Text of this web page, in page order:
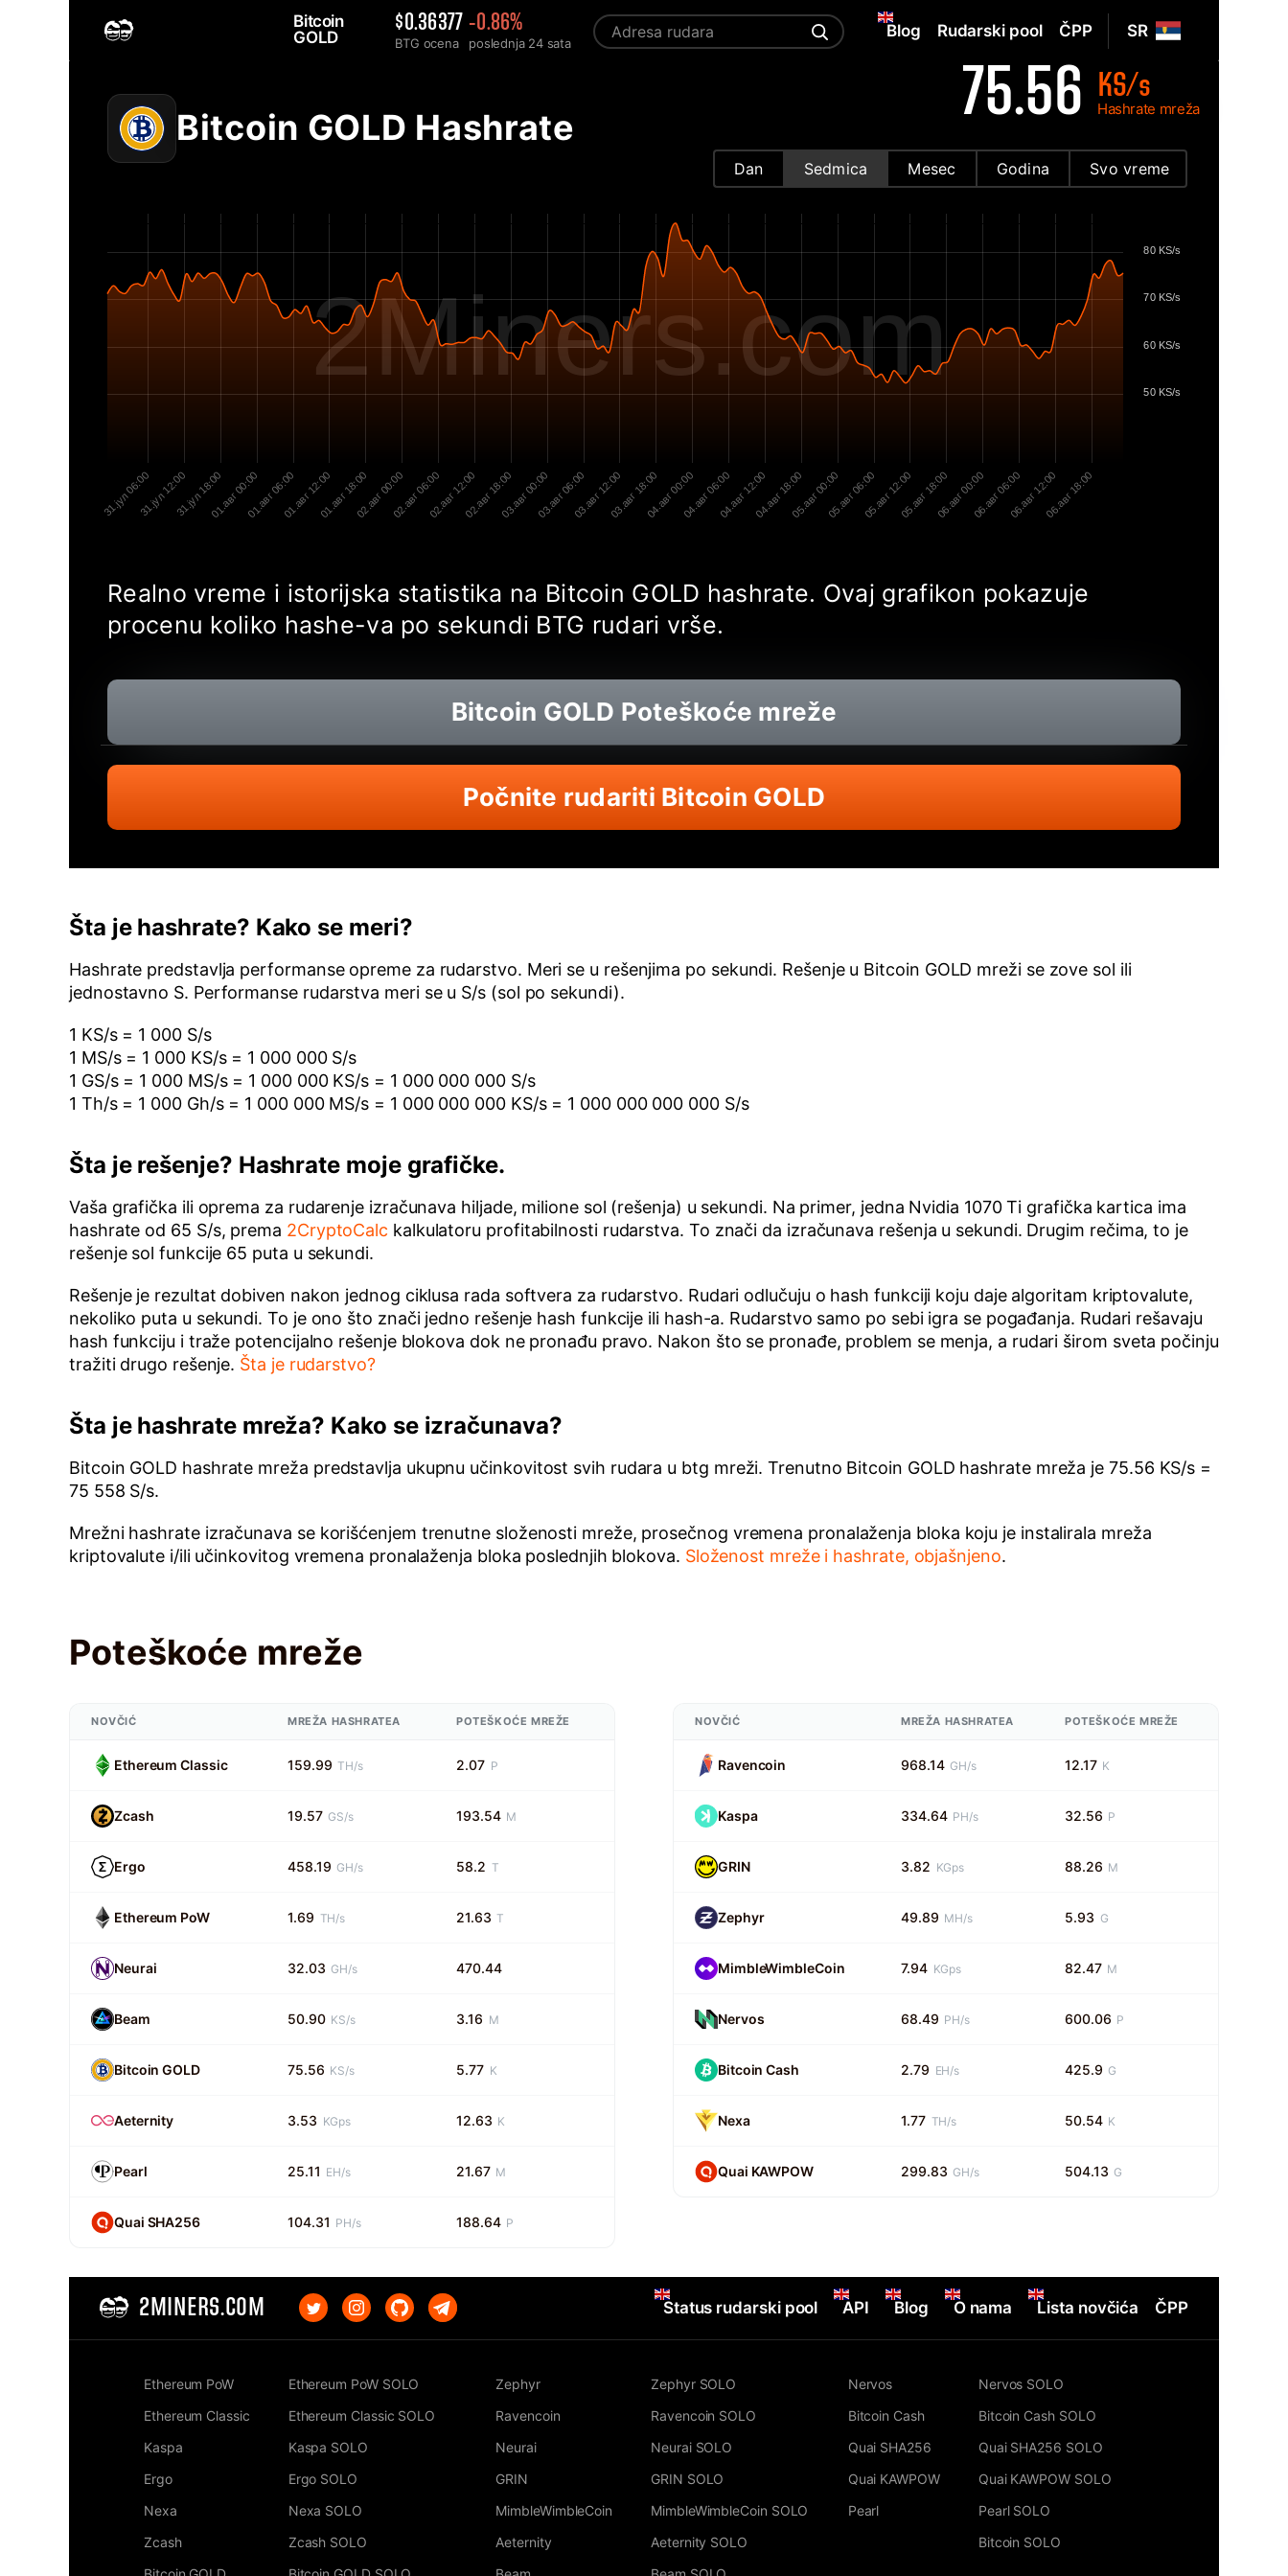
Bitcoin
GOLD
$0.36377
BTG ocena
-0.86%
poslednja 24 sata
SR
Blog Rudarski pool ČPP
Bitcoin GOLD Hashrate 75.56 KS/s
Hashrate mreža
Dan Sedmica Mesec Godina Svo vreme
2Miners.com
31.јул 06:0031.јул 12:0031.јул 18:0001.авг 00:0001.авг 06:0001.авг 12:0001.авг 18:0002.авг 00:0002.авг 06:0002.авг 12:0002.авг 18:0003.авг 00:0003.авг 06:0003.авг 12:0003.авг 18:0004.авг 00:0004.авг 06:0004.авг 12:0004.авг 18:0005.авг 00:0005.авг 06:0005.авг 12:0005.авг 18:0006.авг 00:0006.авг 06:0006.авг 12:0006.авг 18:00
50 KS/s
60 KS/s
70 KS/s
80 KS/s
Realno vreme i istorijska statistika na Bitcoin GOLD hashrate. Ovaj grafikon pokazuje
procenu koliko hashe-va po sekundi BTG rudari vrše.
Bitcoin GOLD Poteškoće mreže
Počnite rudariti Bitcoin GOLD
Šta je hashrate? Kako se meri?
Hashrate predstavlja performanse opreme za rudarstvo. Meri se u rešenjima po sekundi. Rešenje u Bitcoin GOLD mreži se zove sol ili
jednostavno S. Performanse rudarstva meri se u S/s (sol po sekundi).
1 KS/s = 1 000 S/s
1 MS/s = 1 000 KS/s = 1 000 000 S/s
1 GS/s = 1 000 MS/s = 1 000 000 KS/s = 1 000 000 000 S/s
1 Th/s = 1 000 Gh/s = 1 000 000 MS/s = 1 000 000 000 KS/s = 1 000 000 000 000 S/s
Šta je rešenje? Hashrate moje grafičke.
Vaša grafička ili oprema za rudarenje izračunava hiljade, milione sol (rešenja) u sekundi. Na primer, jedna Nvidia 1070 Ti grafička kartica ima
hashrate od 65 S/s, prema 2CryptoCalc kalkulatoru profitabilnosti rudarstva. To znači da izračunava rešenja u sekundi. Drugim rečima, to je
rešenje sol funkcije 65 puta u sekundi.
Rešenje je rezultat dobiven nakon jednog ciklusa rada softvera za rudarstvo. Rudari odlučuju o hash funkciji koju daje algoritam kriptovalute,
nekoliko puta u sekundi. To je ono što znači jedno rešenje hash funkcije ili hash-a. Rudarstvo samo po sebi igra se pogađanja. Rudari rešavaju
hash funkciju i traže potencijalno rešenje blokova dok ne pronađu pravo. Nakon što se pronađe, problem se menja, a rudari širom sveta počinju
tražiti drugo rešenje. Šta je rudarstvo?
Šta je hashrate mreža? Kako se izračunava?
Bitcoin GOLD hashrate mreža predstavlja ukupnu učinkovitost svih rudara u btg mreži. Trenutno Bitcoin GOLD hashrate mreža je 75.56 KS/s =
75 558 S/s.
Mrežni hashrate izračunava se korišćenjem trenutne složenosti mreže, prosečnog vremena pronalaženja bloka koju je instalirala mreža
kriptovalute i/ili učinkovitog vremena pronalaženja bloka poslednjih blokova. Složenost mreže i hashrate, objašnjeno.
Poteškoće mreže
NOVČIĆ MREŽA HASHRATEA POTEŠKOĆE MREŽE
Ethereum Classic 159.99 TH/s 2.07 P
Zcash 19.57 GS/s 193.54 M
Ergo 458.19 GH/s 58.2 T
Ethereum PoW 1.69 TH/s 21.63 T
Neurai 32.03 GH/s 470.44
Beam 50.90 KS/s 3.16 M
Bitcoin GOLD 75.56 KS/s 5.77 K
Aeternity 3.53 KGps 12.63 K
Pearl 25.11 EH/s 21.67 M
Quai SHA256 104.31 PH/s 188.64 P
NOVČIĆ MREŽA HASHRATEA POTEŠKOĆE MREŽE
Ravencoin 968.14 GH/s 12.17 K
Kaspa 334.64 PH/s 32.56 P
GRIN 3.82 KGps 88.26 M
Zephyr 49.89 MH/s 5.93 G
MimbleWimbleCoin 7.94 KGps 82.47 M
Nervos 68.49 PH/s 600.06 P
Bitcoin Cash 2.79 EH/s 425.9 G
Nexa 1.77 TH/s 50.54 K
Quai KAWPOW 299.83 GH/s 504.13 G
2MINERS.COM Status rudarski pool API Blog O nama Lista novčića ČPP
Ethereum PoW
Ethereum Classic
Kaspa
Ergo
Nexa
Zcash
Ethereum PoW SOLO
Ethereum Classic SOLO
Kaspa SOLO
Ergo SOLO
Nexa SOLO
Zcash SOLO
Zephyr
Ravencoin
Neurai
GRIN
MimbleWimbleCoin
Aeternity
Zephyr SOLO
Ravencoin SOLO
Neurai SOLO
GRIN SOLO
MimbleWimbleCoin SOLO
Aeternity SOLO
Nervos
Bitcoin Cash
Quai SHA256
Quai KAWPOW
Pearl
Nervos SOLO
Bitcoin Cash SOLO
Quai SHA256 SOLO
Quai KAWPOW SOLO
Pearl SOLO
Bitcoin SOLO